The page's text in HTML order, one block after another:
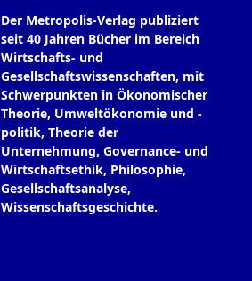
Der Metropolis-Verlag publiziert
seit 40 Jahren Bücher im Bereich
Wirtschafts- und
Gesellschaftswissenschaften, mit
Schwerpunkten in Ökonomischer
Theorie, Umweltökonomie und -
politik, Theorie der
Unternehmung, Governance- und
Wirtschaftsethik, Philosophie,
Gesellschaftsanalyse,
Wissenschaftsgeschichte.